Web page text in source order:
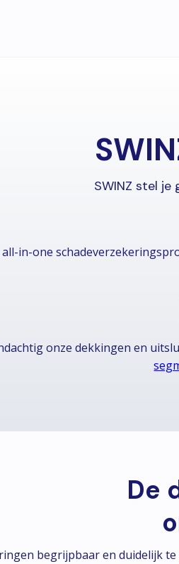
SWINZ stel
all-in-one
onze dekkingen en
De
begrijpbaar en duidelijk